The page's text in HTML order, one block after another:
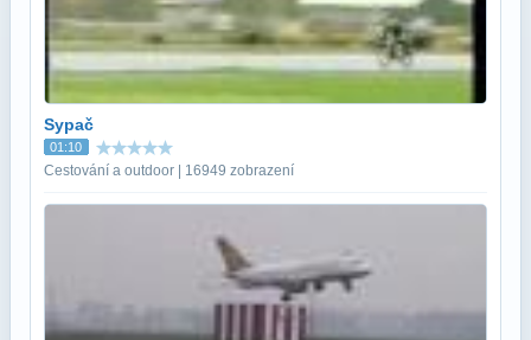
Sypač
01:10
Cestování a outdoor | 16949 zobrazení